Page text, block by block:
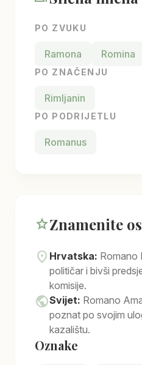
PO ZVUKU
Ramona Romina
PO ZNAČENJU
Rimljanin
PO PODRIJETLU
Romanus
starZnamenite
location_on Hrvatska: Romano
političar i bivši
komisije.
publicSvijet: Romano
poznat po svojim
kazalištu.
Oznake